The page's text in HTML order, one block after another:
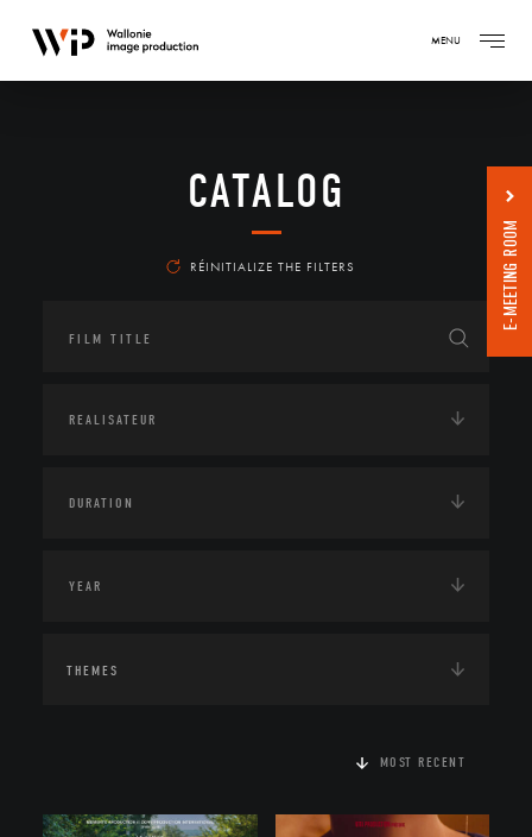
MENU
CATALOG
RÉINITIALIZE THE FILTERS
THEMES
MOST RECENT
E-MEETING ROOM